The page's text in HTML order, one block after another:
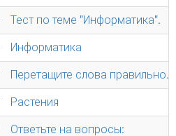
Тест по теме "Информатика".
Информатика
Перетащите слова правильно.
Растения
Ответьте на вопросы: